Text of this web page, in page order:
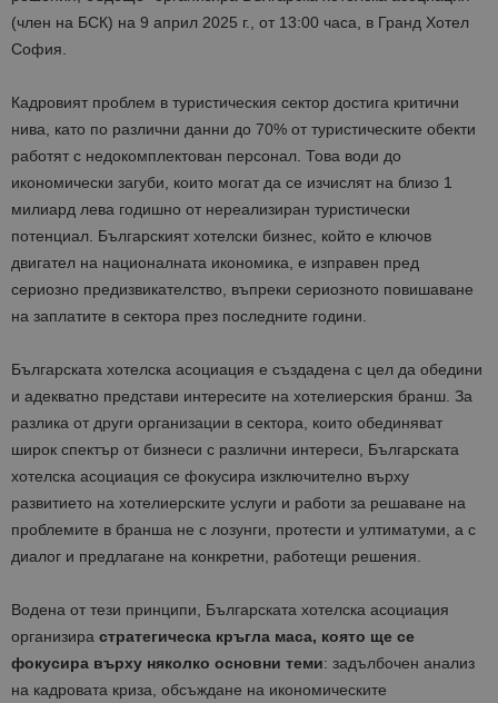
(член на БСК) на 9 април 2025 г., от 13:00 часа, в Гранд Хотел
София.
Кадровият проблем в туристическия сектор достига критични
нива, като по различни данни до 70% от туристическите обекти
работят с недокомплектован персонал. Това води до
икономически загуби, които могат да се изчислят на близо 1
милиард лева годишно от нереализиран туристически
потенциал. Българският хотелски бизнес, който е ключов
двигател на националната икономика, е изправен пред
сериозно предизвикателство, въпреки сериозното повишаване
на заплатите в сектора през последните години.
Българската хотелска асоциация е създадена с цел да обедини
и адекватно представи интересите на хотелиерския бранш. За
разлика от други организации в сектора, които обединяват
широк спектър от бизнеси с различни интереси, Българската
хотелска асоциация се фокусира изключително върху
развитието на хотелиерските услуги и работи за решаване на
проблемите в бранша не с лозунги, протести и ултиматуми, а с
диалог и предлагане на конкретни, работещи решения.
Водена от тези принципи, Българската хотелска асоциация
организира стратегическа кръгла маса, която ще се
фокусира върху няколко основни теми: задълбочен анализ
на кадровата криза, обсъждане на икономическите